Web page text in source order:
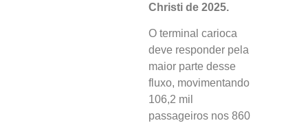
Christi de 2025.
O terminal carioca
deve responder pela
maior parte desse
fluxo, movimentando
106,2 mil
passageiros nos 860